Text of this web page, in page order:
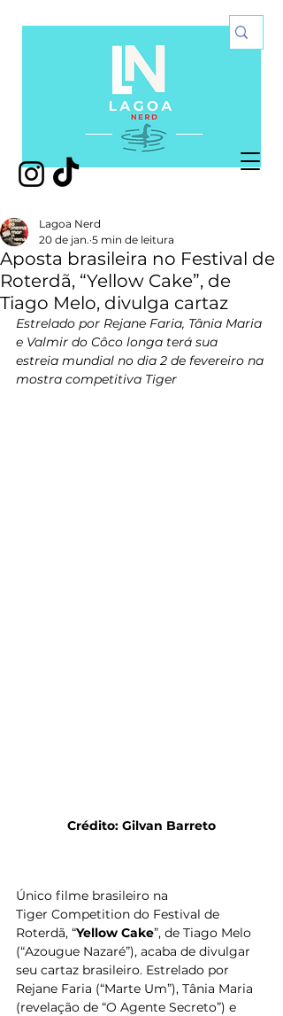
Aposta brasileira no Festival de
Roterdã, “Yellow Cake”, de
Tiago Melo, divulga cartaz
Lagoa Nerd
20 de jan. 5 min de leitura
Estrelado por Rejane Faria, Tânia Maria
e Valmir do Côco longa terá sua
estreia mundial no dia 2 de fevereiro na
mostra competitiva Tiger
Crédito: Gilvan Barreto
Único filme brasileiro na
Tiger Competition do Festival de
Roterdã, “Yellow Cake”, de Tiago Melo
(“Azougue Nazaré”), acaba de divulgar
seu cartaz brasileiro. Estrelado por
Rejane Faria (“Marte Um”), Tânia Maria
(revelação de “O Agente Secreto”) e